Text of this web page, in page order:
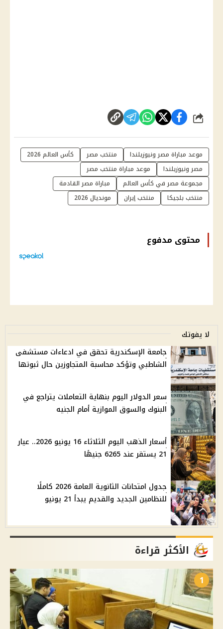
شارك
موعد مباراة مصر ونيوزيلندا منتخب مصر
كأس العالم 2026
مصر ونيوزيلندا
موعد مباراة منتخب مصر
مجموعة مصر في كأس العالم
مباراة مصر القادمة
منتخب بلجيكا
منتخب إيران مونديال 2026
محتوى مدفوع
لا يفوتك
جامعة الإسكندرية تحقق في ادعاءات مستشفى
الشاطبي وتؤكد محاسبة المتجاوزين حال ثبوتها
سعر الدولار اليوم بنهاية التعاملات يتراجع في
البنوك والسوق الموازية أمام الجنيه
أسعار الذهب اليوم الثلاثاء 16 يونيو 2026.. عيار
21 يستقر عند 6265 جنيهًا
جدول امتحانات الثانوية العامة 2026 كاملًا
للنظامين الجديد والقديم يبدأ 21 يونيو
الأكثر قراءة
1